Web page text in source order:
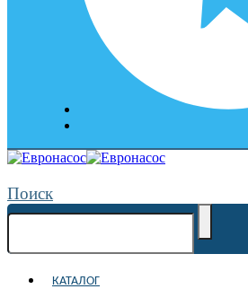
Поиск
КАТАЛОГ